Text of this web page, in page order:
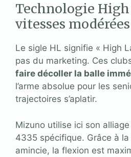
Technologie
vitesses modérées
Le sigle HL signifie « High
pas du marketing. Ces
faire décoller la balle
l’arme absolue pour les
trajectoires s’aplatir.
Mizuno utilise ici son
4335 spécifique. Grâce à
amincie, la flexion est